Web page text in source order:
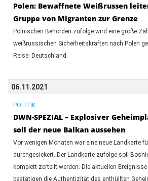
Polen: Bewaffnete Weißrussen
Gruppe von Migranten zur Grenze
Polnischen Behörden zufolge wird eine große
weißrussischen Sicherheitskräften nach Polen
Reise: Deutschland.
06.11.2021
POLITIK
DWN-SPEZIAL – Explosiver
soll der neue Balkan aussehen
Vor wenigen Monaten war eine neue Landkarte
durchgesickert. Der Landkarte zufolge soll
komplett zerteilt werden. Die aktuellen
bestätigen die Authentizität des enthüllten